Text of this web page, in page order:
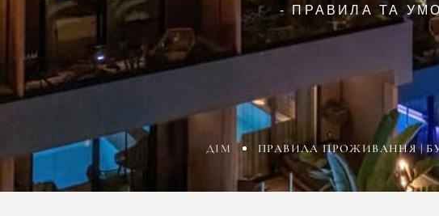
- ПРАВИЛА ТА
ДІМ ПРАВИЛА ПРОЖИВАННЯ |